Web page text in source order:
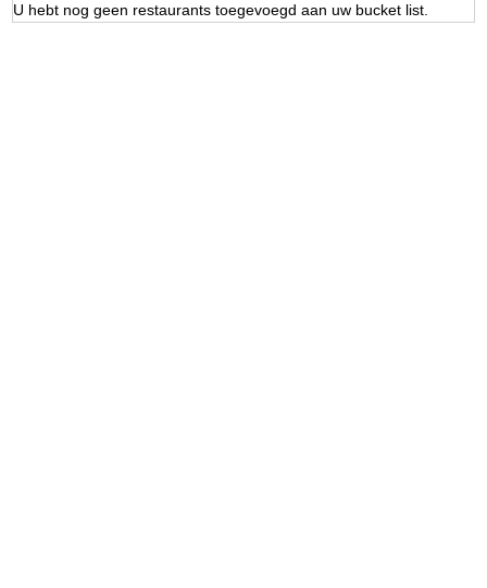
U hebt nog geen restaurants toegevoegd aan uw bucket list.